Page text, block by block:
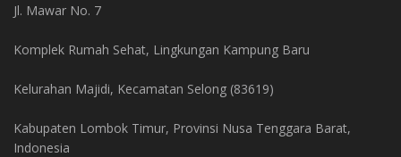
Jl. Mawar No. 7
Komplek Rumah Sehat, Lingkungan Kampung Baru
Kelurahan Majidi, Kecamatan Selong (83619)
Kabupaten Lombok Timur, Provinsi Nusa Tenggara Barat,
Indonesia